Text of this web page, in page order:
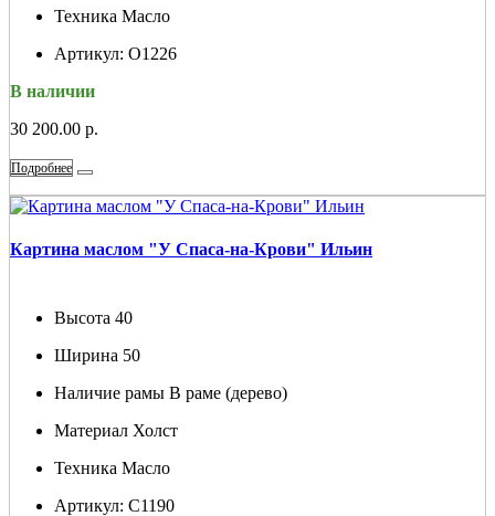
Техника Масло
Артикул: О1226
В наличии
30 200.00 р.
Подробнее
Картина маслом "У Спаса-на-Крови" Ильин
Высота 40
Ширина 50
Наличие рамы В раме (дерево)
Материал Холст
Техника Масло
Артикул: С1190